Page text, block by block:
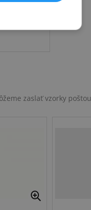
zaslať vzorky